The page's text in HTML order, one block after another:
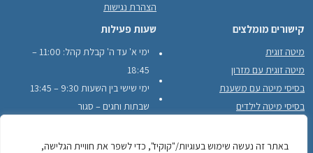
באתר זה נעשה שימוש בעוגיות/"קוקיז", כדי לשפר את חוויית הגלישה,
הצהרת נגישות
קישורים מומלצים
מיטה זוגית
מיטה זוגית עם מזרון
בסיסי מיטה עם משענת
בסיסי מיטה לילדים
לקוחות ממליצים
שעות פעילות
ימי א' עד ה' קבלת קהל: 11:00 –
18:45
ימי שישי בין השעות 9:30 – 13:45
שבתות וחגים – סגור